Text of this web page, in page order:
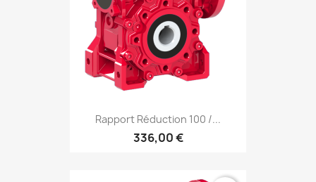
Rapport Réduction 100 /...
336,00 €